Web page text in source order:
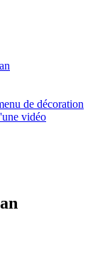
de décoration
vidéo